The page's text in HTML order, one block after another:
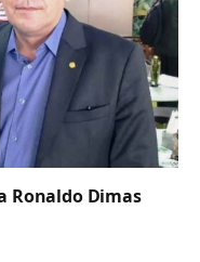
Ronaldo Dimas